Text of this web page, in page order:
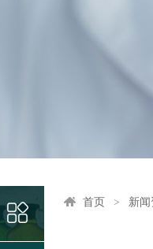
首页 新